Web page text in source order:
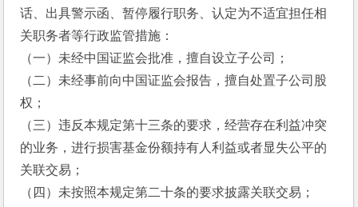
话、出具警示函、暂停履行职务、认定为不适宜担任相
关职务者等行政监管措施：
（一）未经中国证监会批准，擅自设立子公司；
（二）未经事前向中国证监会报告，擅自处置子公司股
权；
（三）违反本规定第十三条的要求，经营存在利益冲突
的业务，进行损害基金份额持有人利益或者显失公平的
关联交易；
（四）未按照本规定第二十条的要求披露关联交易；